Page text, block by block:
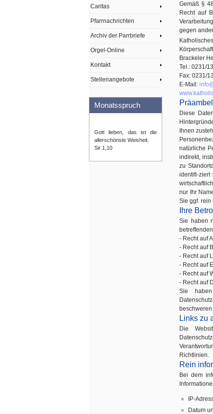
Caritas
Pfarrnachrichten
Archiv der Parrbriefe
Orgel-Online
Kontakt
Stellenangebote
Monatsspruch
Gott lieben, das ist die
allerschönste Weisheit.
Sir 1,10
Gemäß §
Recht auf
gegen
Brackeler
Tel.: 0231/
Fax: 0231/
E-Mail:
Diese
Ihnen
natürliche
indirekt,
zu
identifi-ziert
nur Ihr
Sie ggf. rein
Ihre
Sie haben
- Recht auf
- Recht auf
- Recht auf
- Recht auf
- Recht auf
- Recht auf
Sie
beschweren.
Links zu
Die
Richtlinien.
Rein
Bei dem
IP-
Datum